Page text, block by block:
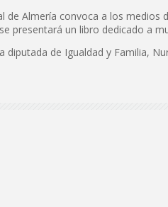
de Almería convoca a los
presentará un libro dedicado a
diputada de Igualdad y Familia,